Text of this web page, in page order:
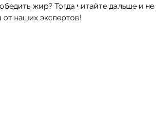
жир? Тогда читайте дальше и не
от наших экспертов!